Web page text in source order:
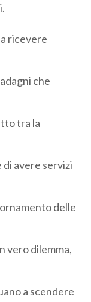
ricevere
che
tra la
avere servizi
delle
vero dilemma,
a scendere